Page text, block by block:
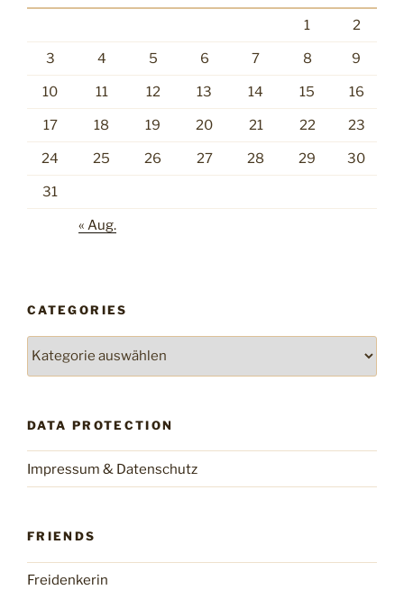
1 2
3 4 5 6 7 8 9
10 11 12 13 14 15 16
17 18 19 20 21 22 23
24 25 26 27 28 29 30
31
« Aug.
CATEGORIES
DATA PROTECTION
Impressum & Datenschutz
FRIENDS
Freidenkerin